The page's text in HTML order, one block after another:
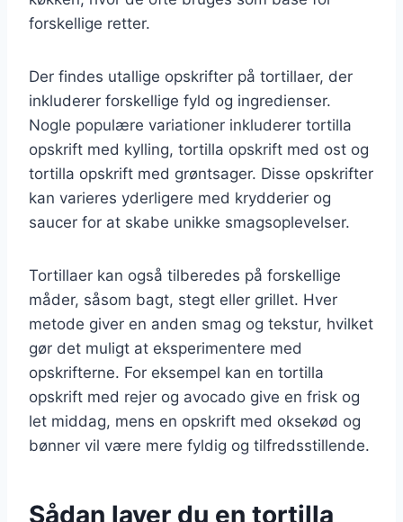
forskellige retter.
Der findes utallige opskrifter på tortillaer, der
inkluderer forskellige fyld og ingredienser.
Nogle populære variationer inkluderer tortilla
opskrift med kylling, tortilla opskrift med ost og
tortilla opskrift med grøntsager. Disse opskrifter
kan varieres yderligere med krydderier og
saucer for at skabe unikke smagsoplevelser.
Tortillaer kan også tilberedes på forskellige
måder, såsom bagt, stegt eller grillet. Hver
metode giver en anden smag og tekstur, hvilket
gør det muligt at eksperimentere med
opskrifterne. For eksempel kan en tortilla
opskrift med rejer og avocado give en frisk og
let middag, mens en opskrift med oksekød og
bønner vil være mere fyldig og tilfredsstillende.
Sådan laver du en tortilla